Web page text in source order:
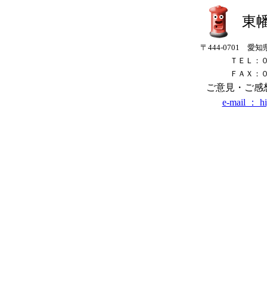
東
〒444-0701 愛知
ＴＥＬ：
ＦＡＸ：
ご意見・ご
e-mail ：